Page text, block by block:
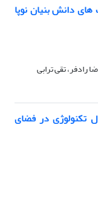
دانش بنیان نوپا
رادفر، تقی ترابی
تکنولوژی در فضای